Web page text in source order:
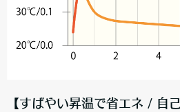
【すばやい昇温で省エネ / 自